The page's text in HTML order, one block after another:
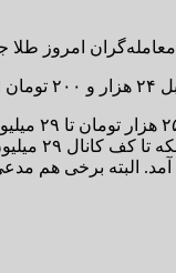
قیمت طلا ۱۸ عیار و سکه
امامی